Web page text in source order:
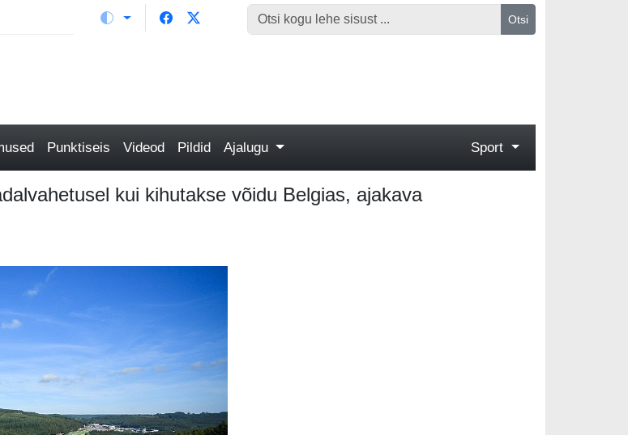
Otsi
Punktiseis Videod Pildid Ajalugu Sport
kui kihutakse võidu Belgias, ajakava